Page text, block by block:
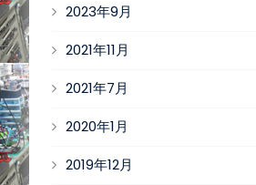
2023年9月
2021年11月
2021年7月
2020年1月
2019年12月